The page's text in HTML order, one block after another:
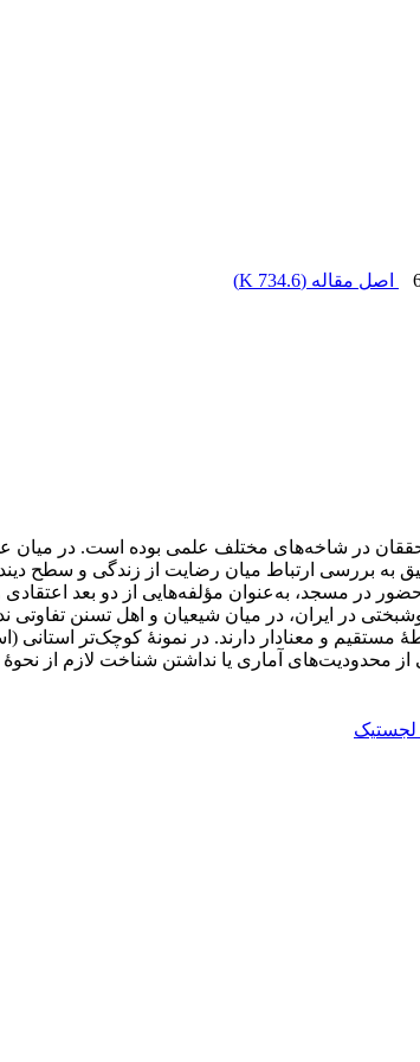
اصل مقاله (734.6 K
)
در شاخه‌های مختلف علمی بوده است. در میان
به بررسی ارتباط میان رضایت از زندگی و سطح
و حضور در مسجد، به‌عنوان مؤلفه‌هایی از دو بعد
در ایران، در میان شیعیان و اهل تسنن تفاوتی
و معنادار دارند. در نمونۀ کوچک‌تر استانی
آماری یا نداشتن شناخت لازم از